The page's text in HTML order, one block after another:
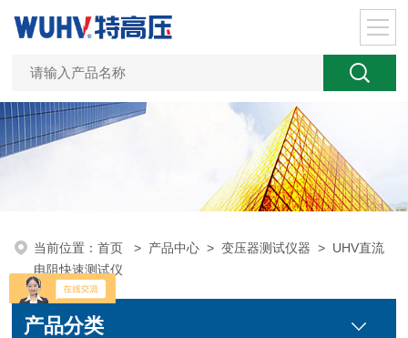
当前位置：首页 > 产品中心 >变压器测试仪器 > UHV直流
电阻快速测试仪
产品分类